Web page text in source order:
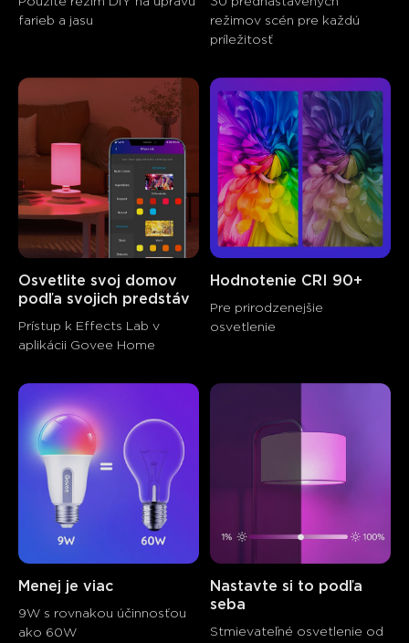
farieb a jasu
režimov scén pre každú
príležitosť
Osvetlite svoj domov
podľa svojich predstáv
Prístup k Effects Lab v
aplikácii Govee Home
Hodnotenie CRI 90+
Pre prirodzenejšie
osvetlenie
Menej je viac
9W s rovnakou účinnosťou
ako 60W
Nastavte si to podľa
seba
Stmievateľné osvetlenie od